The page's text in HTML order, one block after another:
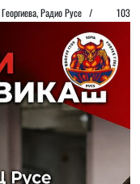
Радио Русе / 103